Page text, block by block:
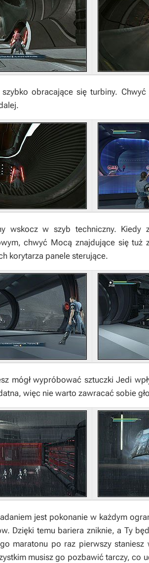
obracające się turbiny.
wskocz w szyb techniczny. Kiedy
chwyć Mocą znajdujące się
korytarza panele sterujące.
mógł wypróbować sztuczki Jedi
więc nie warto zawracać sobie
jest pokonanie w każdym
Dzięki temu bariera zniknie, a Ty
maratonu po raz pierwszy
musisz go pozbawić tarczy, co